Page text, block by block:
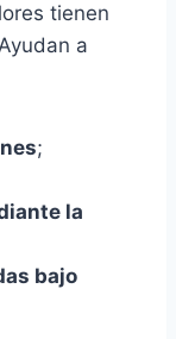
tienen
a
;
la
bajo